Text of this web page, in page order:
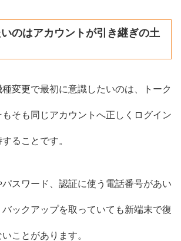
のはアカウントが引き継ぎの土
変更で最初に意識したいのは、トーク
そも同じアカウントへ正しくログイン
ることです。
パスワード、認証に使う電話番号があい
バックアップを取っていても新端末で復
ことがあります。